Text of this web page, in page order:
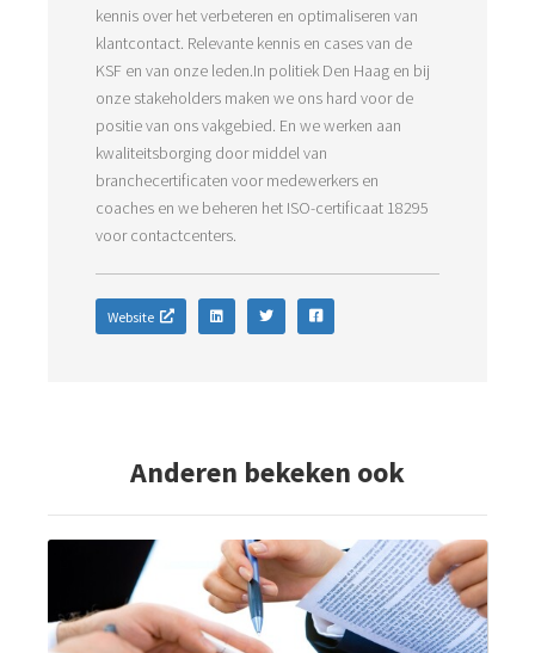
kennis over het verbeteren en optimaliseren van
klantcontact. Relevante kennis en cases van de
KSF en van onze leden.In politiek Den Haag en bij
onze stakeholders maken we ons hard voor de
positie van ons vakgebied. En we werken aan
kwaliteitsborging door middel van
branchecertificaten voor medewerkers en
coaches en we beheren het ISO-certificaat 18295
voor contactcenters.
Website
Anderen bekeken ook